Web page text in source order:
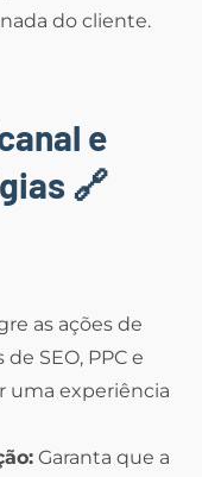
do cliente.
e
🔗
as ações de
SEO, PPC e
uma experiência
Garanta que a